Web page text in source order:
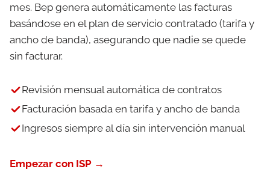
mes. Bep genera automáticamente las facturas
basándose en el plan de servicio contratado (tarifa y
ancho de banda), asegurando que nadie se quede
sin facturar.
Revisión mensual automática de contratos
Facturación basada en tarifa y ancho de banda
Ingresos siempre al día sin intervención manual
Empezar con ISP →